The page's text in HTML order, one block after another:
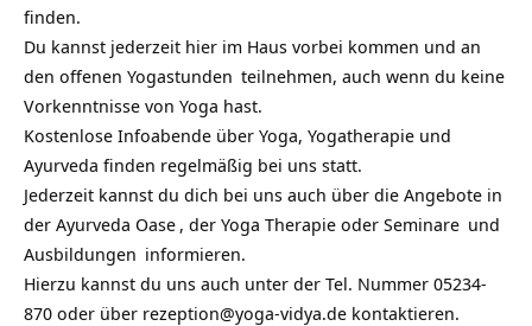
finden.
Du kannst jederzeit hier im Haus vorbei kommen und an
den offenen Yogastunden teilnehmen, auch wenn du keine
Vorkenntnisse von Yoga hast.
Kostenlose Infoabende über Yoga, Yogatherapie und
Ayurveda finden regelmäßig bei uns statt.
Jederzeit kannst du dich bei uns auch über die Angebote in
der Ayurveda Oase , der Yoga Therapie oder Seminare und
Ausbildungen informieren.
Hierzu kannst du uns auch unter der Tel. Nummer 05234-
870 oder über rezeption@yoga-vidya.de kontaktieren.